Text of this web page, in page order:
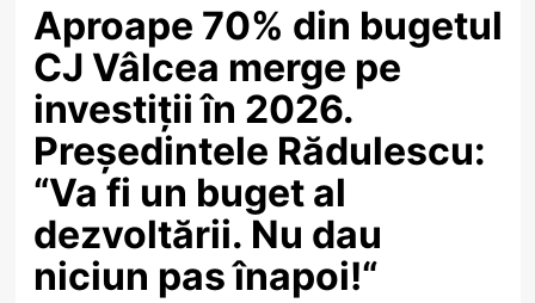
Aproape 70% din bugetul
CJ Vâlcea merge pe
investiții în 2026.
Președintele Rădulescu:
“Va fi un buget al
dezvoltării. Nu dau
niciun pas înapoi!“